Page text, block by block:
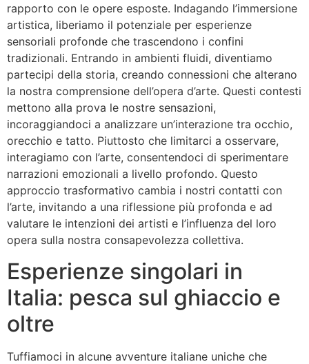
rapporto con le opere esposte. Indagando l’immersione
artistica, liberiamo il potenziale per esperienze
sensoriali profonde che trascendono i confini
tradizionali. Entrando in ambienti fluidi, diventiamo
partecipi della storia, creando connessioni che alterano
la nostra comprensione dell’opera d’arte. Questi contesti
mettono alla prova le nostre sensazioni,
incoraggiandoci a analizzare un’interazione tra occhio,
orecchio e tatto. Piuttosto che limitarci a osservare,
interagiamo con l’arte, consentendoci di sperimentare
narrazioni emozionali a livello profondo. Questo
approccio trasformativo cambia i nostri contatti con
l’arte, invitando a una riflessione più profonda e ad
valutare le intenzioni dei artisti e l’influenza del loro
opera sulla nostra consapevolezza collettiva.
Esperienze singolari in
Italia: pesca sul ghiaccio e
oltre
Tuffiamoci in alcune avventure italiane uniche che